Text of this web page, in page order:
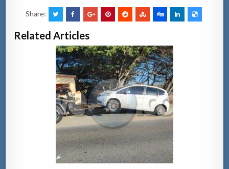
Share:
Related Articles